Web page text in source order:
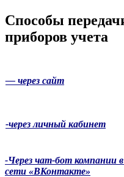
Способы
приборов учета
— через сайт
-через личный кабинет
-Через чат-бот компании
сети «ВКонтакте»